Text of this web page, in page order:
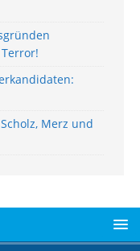
Merz und